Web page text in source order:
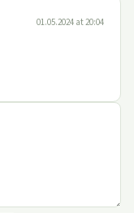
01.05.2024 at 20:04